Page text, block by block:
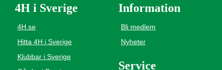
4H i Sverige
4H.se
Hitta 4H i Sverige
Klubbar i Sverige
Information
Bli medlem
Nyheter
Service